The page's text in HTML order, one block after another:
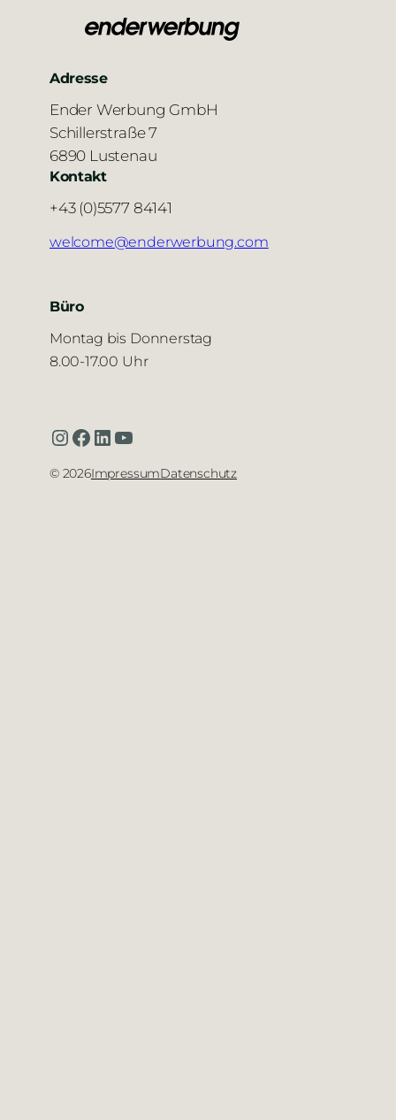
Adresse
Ender Werbung GmbH
Schillerstraße 7
6890 Lustenau
Kontakt
+43 (0)5577 84141
welcome@enderwerbung.com
Büro
Montag bis Donnerstag
8.00-17.00 Uhr
InstagramFacebook LinkedIn YouTube
©2026ImpressumDatenschutz